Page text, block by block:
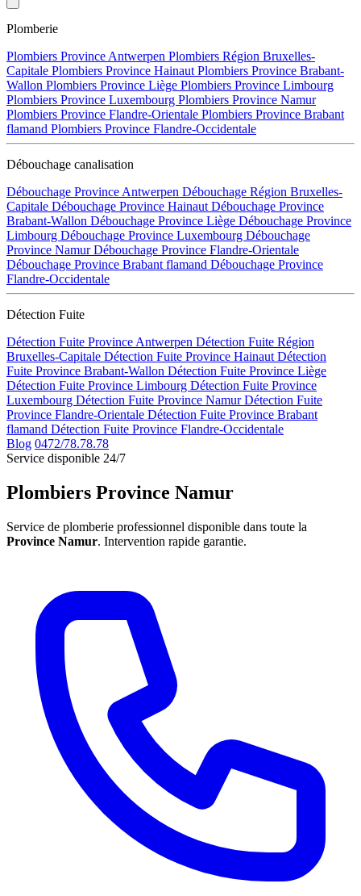
Plomberie
Plombiers Province Antwerpen Plombiers Région Bruxelles-
Capitale Plombiers Province Hainaut Plombiers Province Brabant-
Wallon Plombiers Province Liège Plombiers Province Limbourg
Plombiers Province Luxembourg Plombiers Province Namur
Plombiers Province Flandre-Orientale Plombiers Province Brabant
flamand Plombiers Province Flandre-Occidentale
Débouchage canalisation
Débouchage Province Antwerpen Débouchage Région Bruxelles-
Capitale Débouchage Province Hainaut Débouchage Province
Brabant-Wallon Débouchage Province Liège Débouchage Province
Limbourg Débouchage Province Luxembourg Débouchage
Province NamurDébouchage Province Flandre-Orientale
Débouchage Province Brabant flamand Débouchage Province
Flandre-Occidentale
Détection Fuite
Détection Fuite Province Antwerpen Détection Fuite Région
Bruxelles-Capitale Détection Fuite Province Hainaut Détection
Fuite Province Brabant-Wallon Détection Fuite Province Liège
Détection Fuite Province Limbourg Détection Fuite Province
Luxembourg Détection Fuite Province NamurDétection Fuite
Province Flandre-Orientale Détection Fuite Province Brabant
flamand Détection Fuite Province Flandre-Occidentale
Blog 0472/78.78.78
Service disponible 24/7
Plombiers Province Namur
Service de plomberie professionnel disponible dans toute la
Province Namur. Intervention rapide garantie.